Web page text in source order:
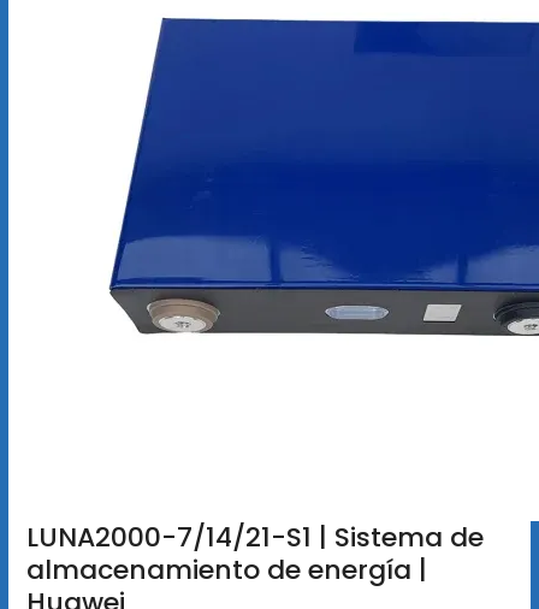
LUNA2000-7/14/21-S1 | Sistema de
almacenamiento de energía |